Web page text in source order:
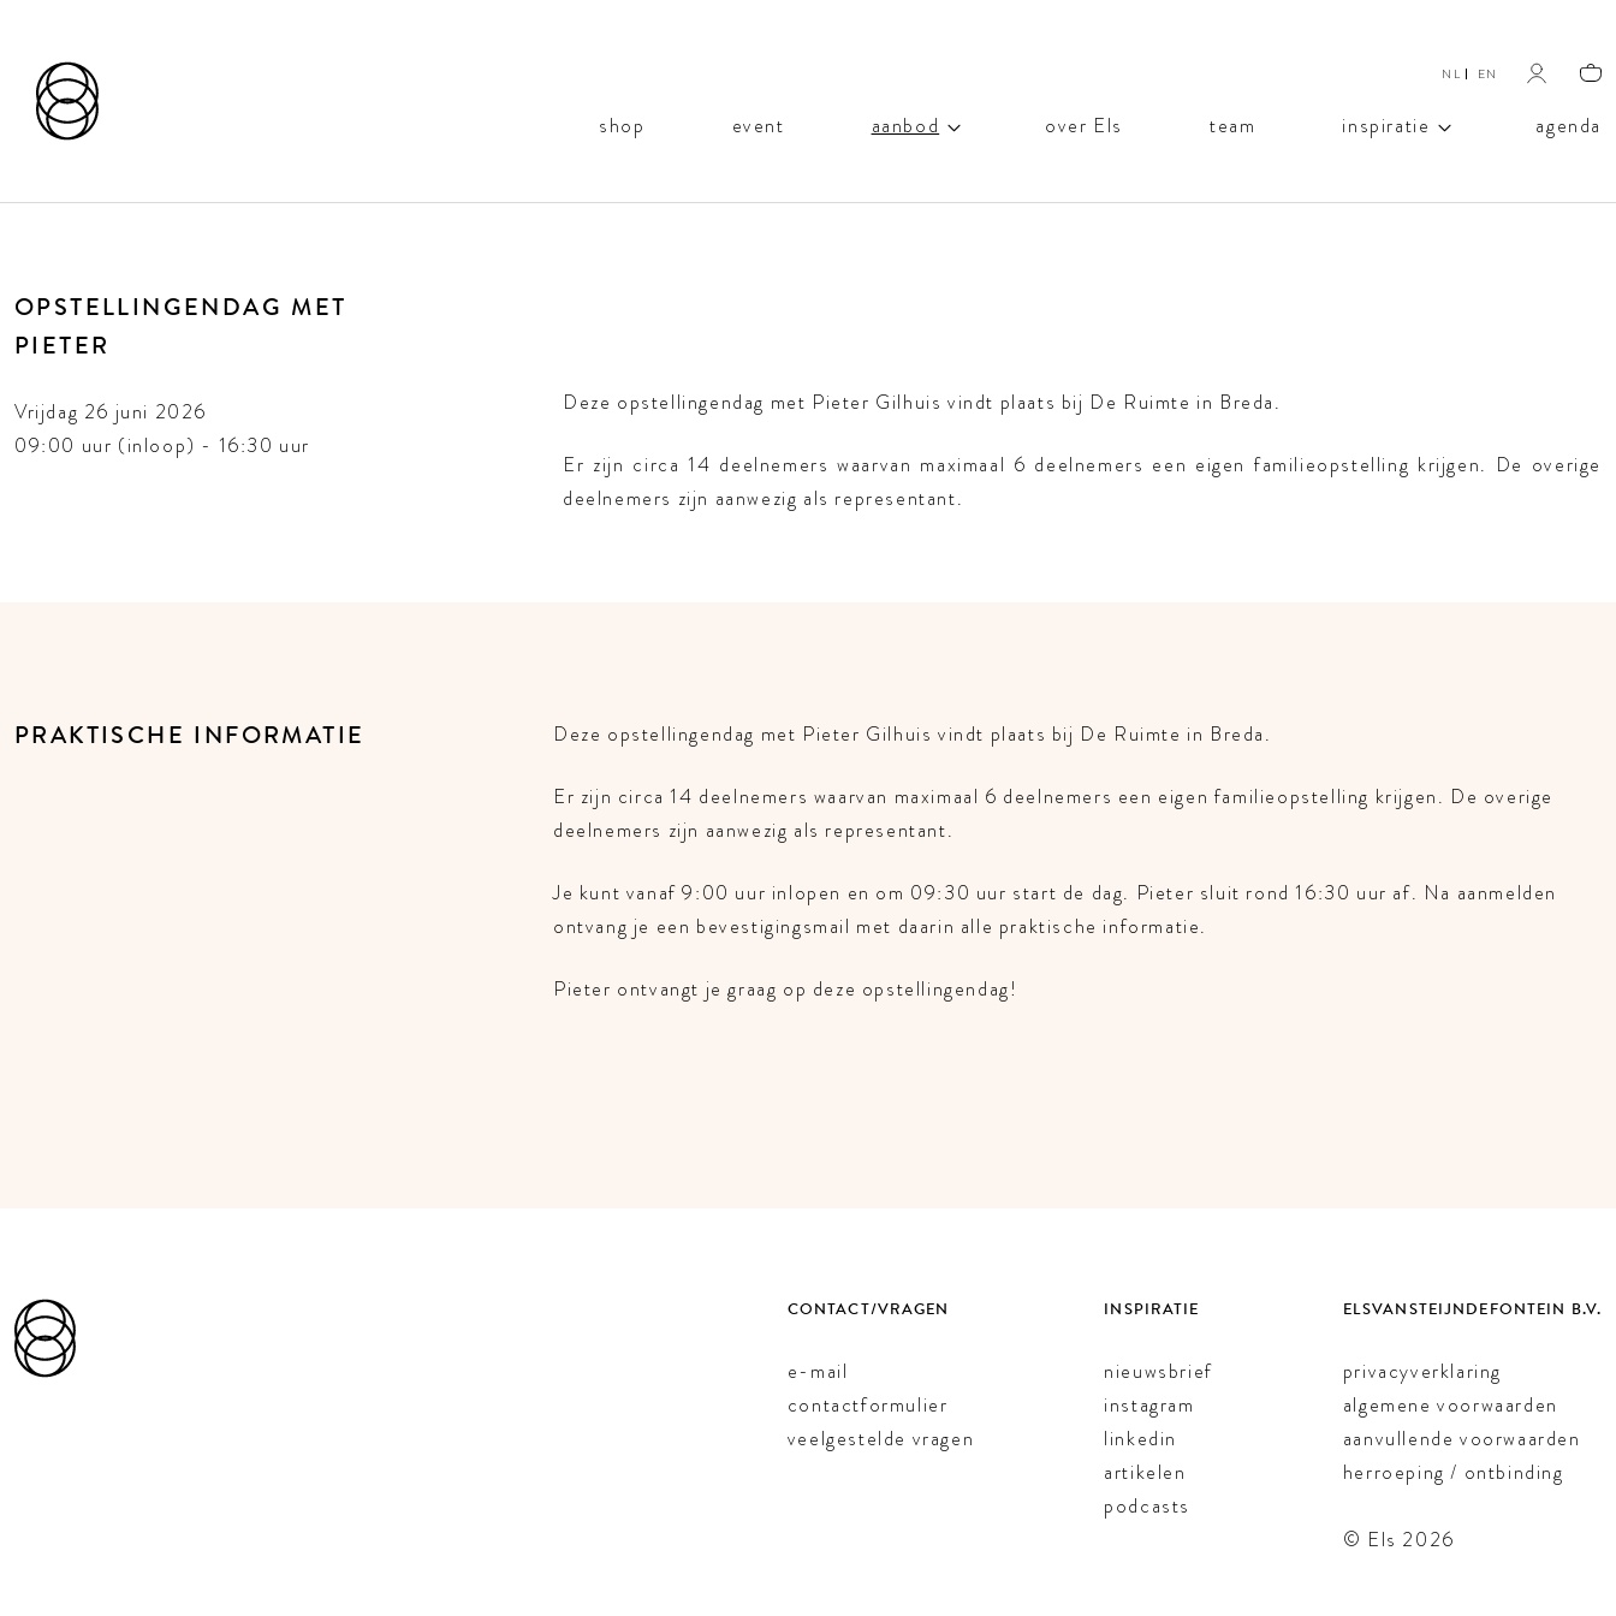
Selecteer de taal
NL EN
shop event aanbod over Els team inspiratie agenda
OPSTELLINGENDAG MET
PIETER
Vrijdag 26 juni 2026
09:00 uur (inloop) - 16:30 uur
Deze opstellingendag met Pieter Gilhuis vindt plaats bij De Ruimte in Breda.
Er zijn circa 14 deelnemers waarvan maximaal 6 deelnemers een eigen familieopstelling krijgen. De overige
deelnemers zijn aanwezig als representant.
PRAKTISCHE INFORMATIE Deze opstellingendag met Pieter Gilhuis vindt plaats bij De Ruimte in Breda.
Er zijn circa 14 deelnemers waarvan maximaal 6 deelnemers een eigen familieopstelling krijgen. De overige
deelnemers zijn aanwezig als representant.
Je kunt vanaf 9:00 uur inlopen en om 09:30 uur start de dag. Pieter sluit rond 16:30 uur af. Na aanmelden
ontvang je een bevestigingsmail met daarin alle praktische informatie.
Pieter ontvangt je graag op deze opstellingendag!
CONTACT/VRAGEN
e-mail
contactformulier
veelgestelde vragen
INSPIRATIE
nieuwsbrief
instagram
linkedin
artikelen
podcasts
ELSVANSTEIJNDEFONTEIN B.V.
privacyverklaring
algemene voorwaarden
aanvullende voorwaarden
herroeping / ontbinding
© Els 2026